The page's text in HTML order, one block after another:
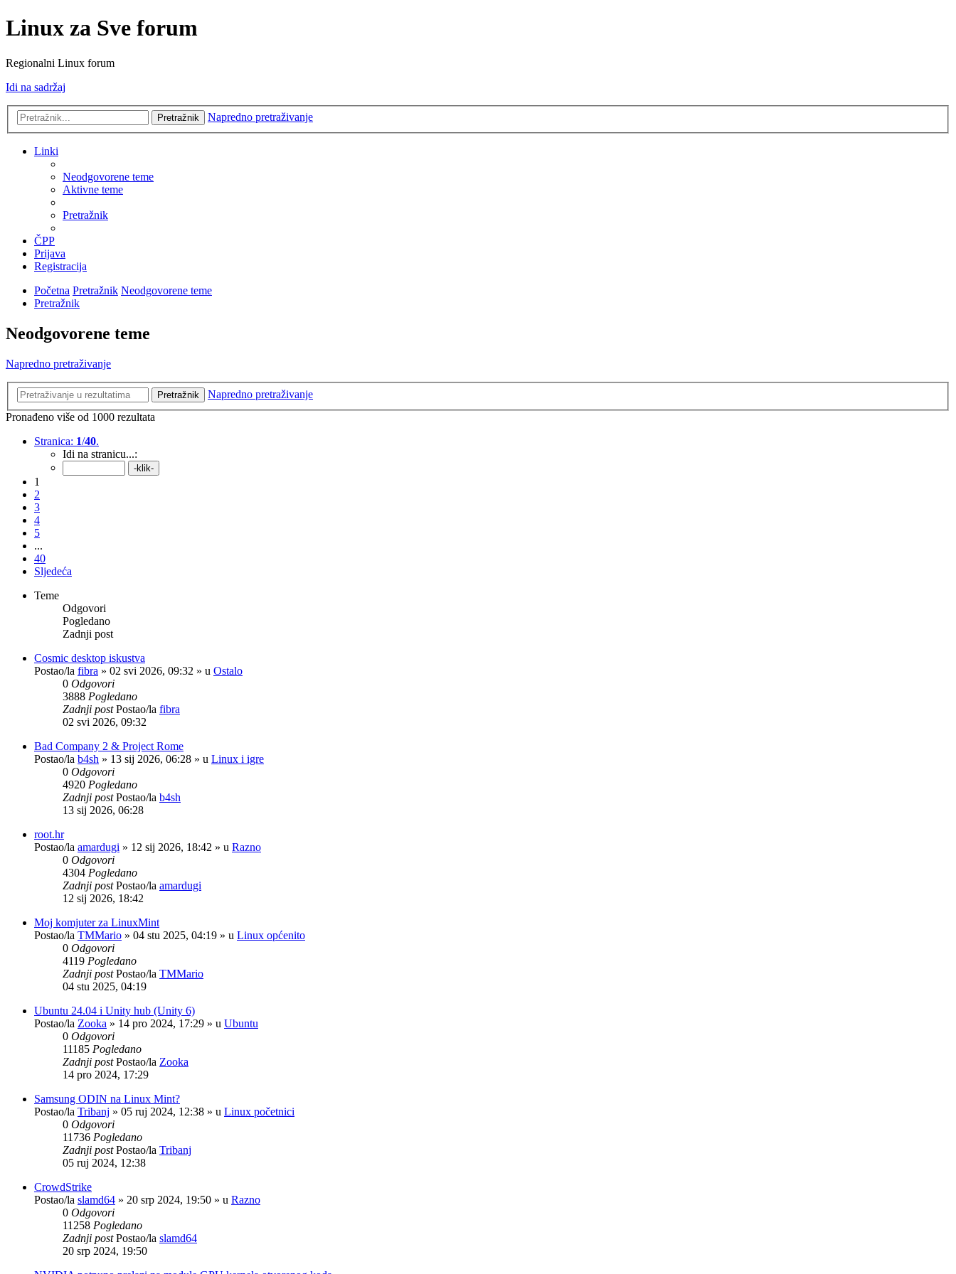
Linux za Sve forum
Regionalni Linux forum
Idi na sadržaj
Pretražnik Napredno pretraživanje
Linki
Neodgovorene teme
Aktivne teme
Pretražnik
ČPP
Prijava
Registracija
Početna Pretražnik Neodgovorene teme
Pretražnik
Neodgovorene teme
Napredno pretraživanje
Pretražnik
Napredno pretraživanje
Pronađeno više od 1000 rezultata
Stranica: 1/40.
Idi na stranicu...:
1
2
3
4
5
...
40
Sljedeća
Teme
Odgovori
Pogledano
Zadnji post
Cosmic desktop iskustva
Postao/la fibra » 02 svi 2026, 09:32 » u Ostalo
0 Odgovori
3888 Pogledano
Zadnji postPostao/la fibra
02 svi 2026, 09:32
Bad Company 2 & Project Rome
Postao/la b4sh » 13 sij 2026, 06:28 » u Linux i igre
0 Odgovori
4920 Pogledano
Zadnji postPostao/la b4sh
13 sij 2026, 06:28
root.hr
Postao/la amardugi » 12 sij 2026, 18:42 » u Razno
0 Odgovori
4304 Pogledano
Zadnji postPostao/la amardugi
12 sij 2026, 18:42
Moj komjuter za LinuxMint
Postao/la TMMario » 04 stu 2025, 04:19 » u Linux općenito
0 Odgovori
4119 Pogledano
Zadnji postPostao/la TMMario
04 stu 2025, 04:19
Ubuntu 24.04 i Unity hub (Unity 6)
Postao/la Zooka » 14 pro 2024, 17:29 » u Ubuntu
0 Odgovori
11185 Pogledano
Zadnji postPostao/la Zooka
14 pro 2024, 17:29
Samsung ODIN na Linux Mint?
Postao/la Tribanj » 05 ruj 2024, 12:38 » u Linux početnici
0 Odgovori
11736 Pogledano
Zadnji postPostao/la Tribanj
05 ruj 2024, 12:38
CrowdStrike
Postao/la slamd64 » 20 srp 2024, 19:50 » u Razno
0 Odgovori
11258 Pogledano
Zadnji postPostao/la slamd64
20 srp 2024, 19:50